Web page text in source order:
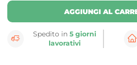
AGGIUNGI AL
Spedito in5 giorni
lavorativi